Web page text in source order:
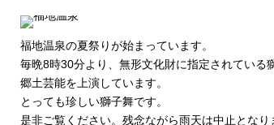
福地温泉の夏祭りが始まっています。
毎晩8時30分より、無形文化財に指定されている
郷土芸能を上演しています。
とっても珍しい獅子舞です。
是非ご覧ください。残念ながら雨天は中止となり